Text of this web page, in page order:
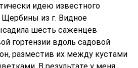
идею известного
из г. Видное
шесть саженцев
гортензии вдоль садовой
разместив их между кустами